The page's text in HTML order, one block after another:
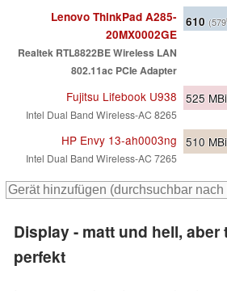
Lenovo ThinkPad A285-
20MX0002GE
Realtek RTL8822BE Wireless LAN
802.11ac PCIe Adapter
610 (579
Fujitsu Lifebook U938
Intel Dual Band Wireless-AC 8265
525
HP Envy 13-ah0003ng
Intel Dual Band Wireless-AC 7265
510
Display - matt und hell,
perfekt